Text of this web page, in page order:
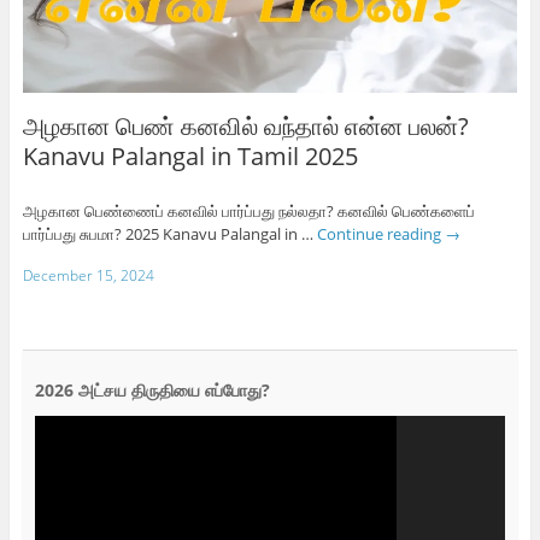
அழகான பெண் கனவில் வந்தால் என்ன பலன்?
Kanavu Palangal in Tamil 2025
அழகான பெண்ணைப் கனவில் பார்ப்பது நல்லதா? கனவில் பெண்களைப்
பார்ப்பது சுபமா? 2025 Kanavu Palangal in … Continue reading →
December 15, 2024
2026 அட்சய திருதியை எப்போது?